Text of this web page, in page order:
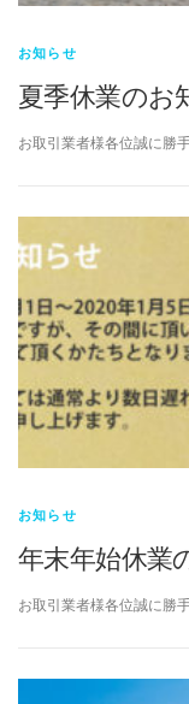
お知らせ
夏季休業のお
お取引業者様各位誠に勝
お知らせ
年末年始休業
お取引業者様各位誠に勝